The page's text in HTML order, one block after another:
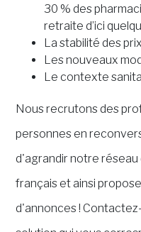
30 % des
retraite d’ici
La stabilité des prix
Les nouveaux
Le contexte
Nous recrutons des
personnes en
d'agrandir notre
français et ainsi
d'annonces !